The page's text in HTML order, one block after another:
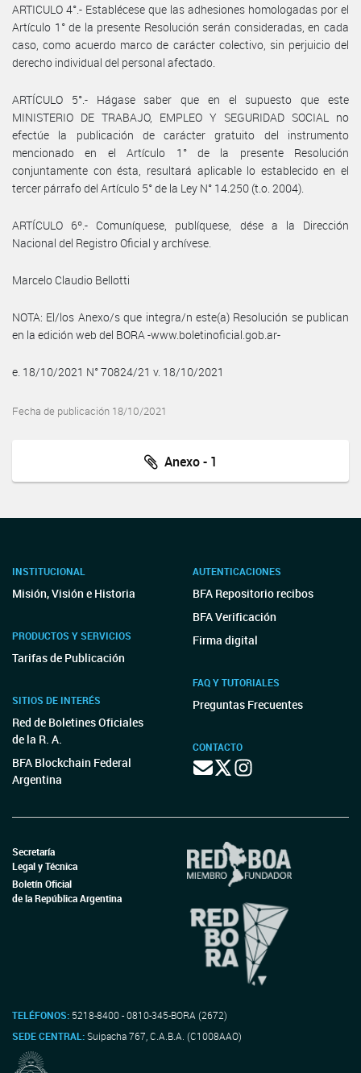
ARTICULO 4°.- Establécese que las adhesiones homologadas por el
Artículo 1° de la presente Resolución serán consideradas, en cada
caso, como acuerdo marco de carácter colectivo, sin perjuicio del
derecho individual del personal afectado.
ARTÍCULO 5°.- Hágase saber que en el supuesto que este
MINISTERIO DE TRABAJO, EMPLEO Y SEGURIDAD SOCIAL no
efectúe la publicación de carácter gratuito del instrumento
mencionado en el Artículo 1° de la presente Resolución
conjuntamente con ésta, resultará aplicable lo establecido en el
tercer párrafo del Artículo 5° de la Ley N° 14.250 (t.o. 2004).
ARTÍCULO 6º.- Comuníquese, publíquese, dése a la Dirección
Nacional del Registro Oficial y archívese.
Marcelo Claudio Bellotti
NOTA: El/los Anexo/s que integra/n este(a) Resolución se publican
en la edición web del BORA -www.boletinoficial.gob.ar-
e. 18/10/2021 N° 70824/21 v. 18/10/2021
Fecha de publicación 18/10/2021
Anexo - 1
INSTITUCIONAL
Misión, Visión e Historia
PRODUCTOS Y SERVICIOS
Tarifas de Publicación
SITIOS DE INTERÉS
Red de Boletines Oficiales
de la R. A.
BFA Blockchain Federal
Argentina
AUTENTICACIONES
BFA Repositorio recibos
BFA Verificación
Firma digital
FAQ Y TUTORIALES
Preguntas Frecuentes
CONTACTO
Secretaría
Legal y Técnica
Boletín Oficial
de la República Argentina
TELÉFONOS: 5218-8400 - 0810-345-BORA (2672)
SEDE CENTRAL:Suipacha 767, C.A.B.A. (C1008AAO)